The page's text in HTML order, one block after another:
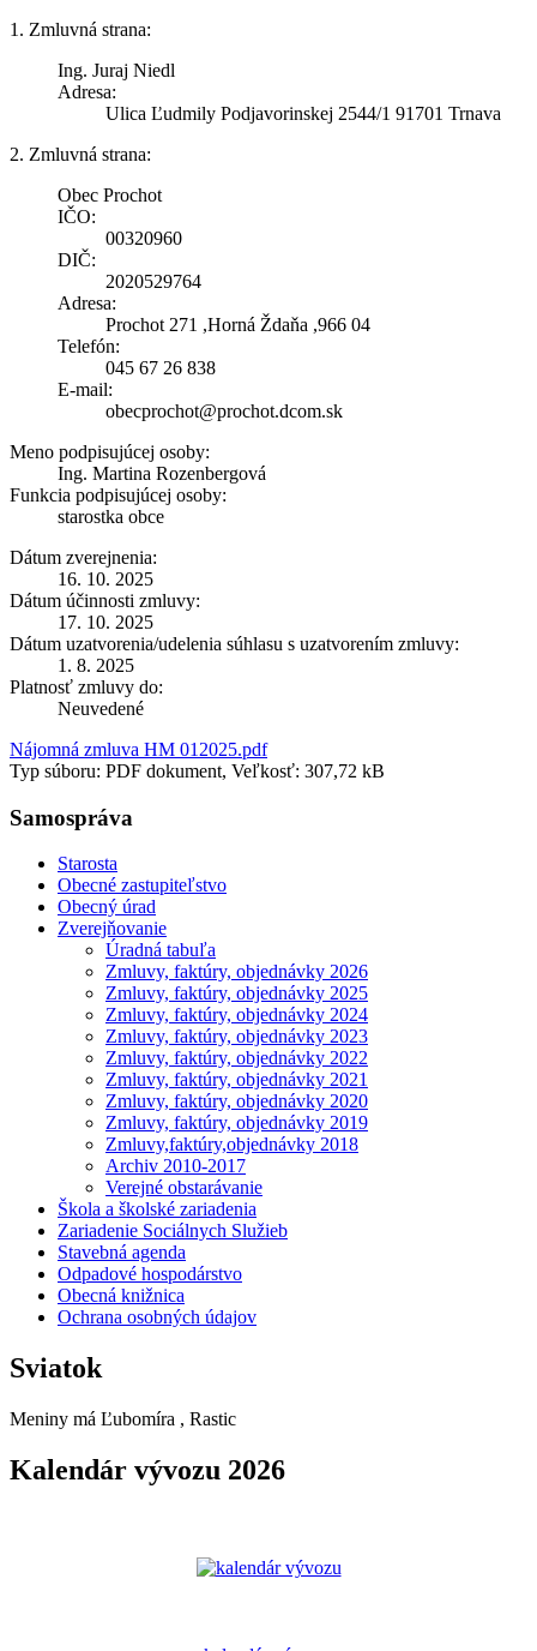
1. Zmluvná strana:
Ing. Juraj Niedl
Adresa:
Ulica Ľudmily Podjavorinskej 2544/1 91701 Trnava
2. Zmluvná strana:
Obec Prochot
IČO:
00320960
DIČ:
2020529764
Adresa:
Prochot 271 ,Horná Ždaňa ,966 04
Telefón:
045 67 26 838
E-mail:
obecprochot@prochot.dcom.sk
Meno podpisujúcej osoby:
Ing. Martina Rozenbergová
Funkcia podpisujúcej osoby:
starostka obce
Dátum zverejnenia:
16. 10. 2025
Dátum účinnosti zmluvy:
17. 10. 2025
Dátum uzatvorenia/udelenia súhlasu s uzatvorením zmluvy:
1. 8. 2025
Platnosť zmluvy do:
Neuvedené
Nájomná zmluva HM 012025.pdf
Typ súboru: PDF dokument, Veľkosť: 307,72 kB
Samospráva
Starosta
Obecné zastupiteľstvo
Obecný úrad
Zverejňovanie
Úradná tabuľa
Zmluvy, faktúry, objednávky 2026
Zmluvy, faktúry, objednávky 2025
Zmluvy, faktúry, objednávky 2024
Zmluvy, faktúry, objednávky 2023
Zmluvy, faktúry, objednávky 2022
Zmluvy, faktúry, objednávky 2021
Zmluvy, faktúry, objednávky 2020
Zmluvy, faktúry, objednávky 2019
Zmluvy,faktúry,objednávky 2018
Archiv 2010-2017
Verejné obstarávanie
Škola a školské zariadenia
Zariadenie Sociálnych Služieb
Stavebná agenda
Odpadové hospodárstvo
Obecná knižnica
Ochrana osobných údajov
Sviatok
Meniny má Ľubomíra , Rastic
Kalendár vývozu 2026